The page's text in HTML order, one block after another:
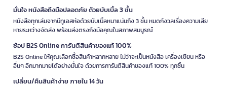
มั่นใจ หนังสือถึงมือปลอดภัย ด้วยบับเบิ้ล 3 ชั้น
หนังสือทุกเล่มจากบีทูเอสห่อด้วยบับเบิ้ลหนาแน่นถึง 3 ชั้น หมดกังวลเรื่องความเสีย
หายระหว่างจัดส่ง พร้อมส่งตรงถึงมือคุณในสภาพสมบูรณ์
ช้อป B2S Online การันตีสินค้าของแท้ 100%
B2S Online ให้คุณเลือกซื้อสินค้าหลากหลาย ไม่ว่าจะเป็นหนังสือ เครื่องเขียน หรือ
อื่นๆ อีกมากมายได้อย่างมั่นใจ ด้วยการการันตีสินค้าของแท้ 100% ทุกชิ้น
เปลี่ยน/คืนสินค้าง่าย ภายใน 14 วัน